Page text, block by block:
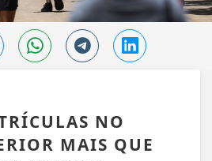
NO
MAIS QUE